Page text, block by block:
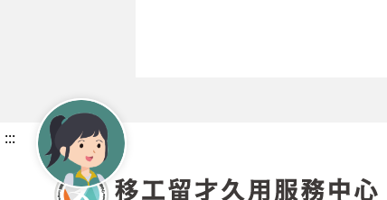
:::